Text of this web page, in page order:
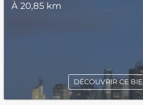
À 20,85 km
DÉCOUVRIR CE